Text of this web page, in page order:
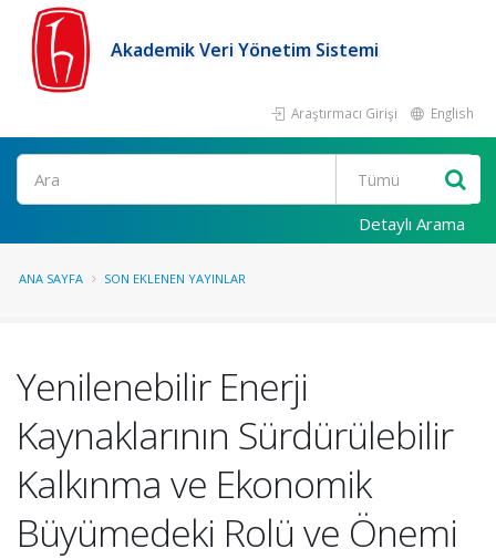
Akademik Veri Yönetim Sistemi
Araştırmacı Girişi English
Ara
Detaylı Arama
ANA SAYFA SON EKLENEN YAYINLAR
Yenilenebilir Enerji
Kaynaklarının Sürdürülebilir
Kalkınma ve Ekonomik
Büyümedeki Rolü ve Önemi